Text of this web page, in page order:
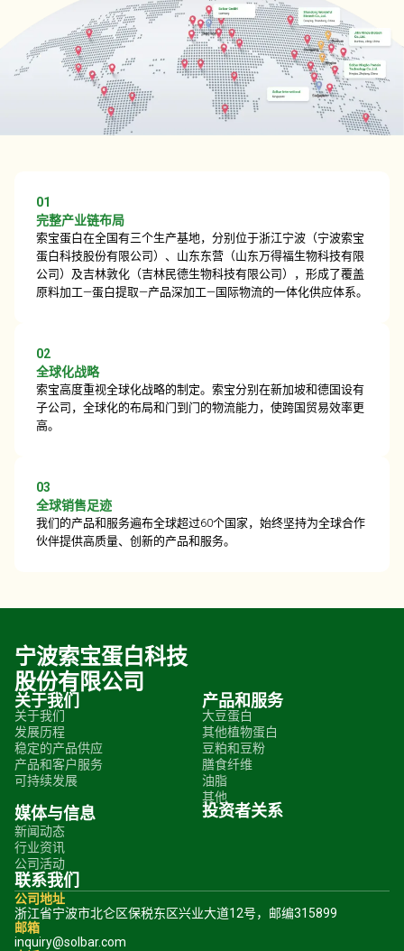
01
完整产业链布局
索宝蛋白在全国有三个生产基地，分别位于浙江宁波（宁波索宝
蛋白科技股份有限公司）、山东东营（山东万得福生物科技有限
公司）及吉林敦化（吉林民德生物科技有限公司），形成了覆盖
原料加工—蛋白提取—产品深加工—国际物流的一体化供应体系。
02
全球化战略
索宝高度重视全球化战略的制定。索宝分别在新加坡和德国设有
子公司，全球化的布局和门到门的物流能力，使跨国贸易效率更
高。
03
全球销售足迹
我们的产品和服务遍布全球超过60个国家，始终坚持为全球合作
伙伴提供高质量、创新的产品和服务。
宁波索宝蛋白科技
股份有限公司
关于我们
关于我们
发展历程
稳定的产品供应
产品和客户服务
可持续发展
产品和服务
大豆蛋白
其他植物蛋白
豆粕和豆粉
膳食纤维
油脂
其他
媒体与信息
新闻动态
行业资讯
公司活动
投资者关系
联系我们
公司地址
浙江省宁波市北仑区保税东区兴业大道12号，邮编315899
邮箱
inquiry@solbar.com